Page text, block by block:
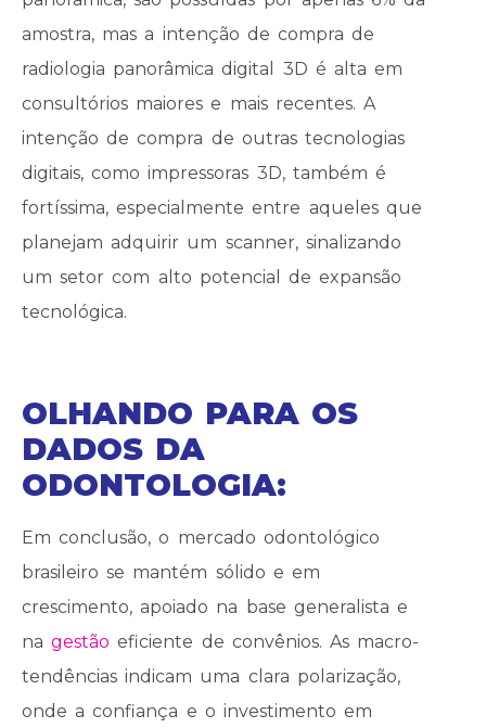
amostra, mas a intenção de compra de
radiologia panorâmica digital 3D é alta em
consultórios maiores e mais recentes. A
intenção de compra de outras tecnologias
digitais, como impressoras 3D, também é
fortíssima, especialmente entre aqueles que
planejam adquirir um scanner, sinalizando
um setor com alto potencial de expansão
tecnológica.
OLHANDO PARA OS
DADOS DA
ODONTOLOGIA:
Em conclusão, o mercado odontológico
brasileiro se mantém sólido e em
crescimento, apoiado na base generalista e
nagestão eficiente de convênios. As macro-
tendências indicam uma clara polarização,
onde a confiança e o investimento em